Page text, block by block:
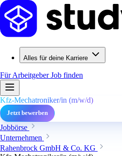
Alles für deine Karriere
Für ArbeitgeberJob finden
Kfz-Mechatroniker/in (m/w/d)
Jetzt bewerben
Jobbörse
Unternehmen
Rahenbrock GmbH & Co. KG